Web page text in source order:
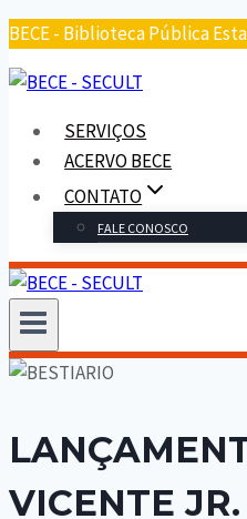
BECE - Biblioteca Pública
SERVIÇOS
ACERVO BECE
CONTATO
FALE CONOSCO
VICENTE JR.